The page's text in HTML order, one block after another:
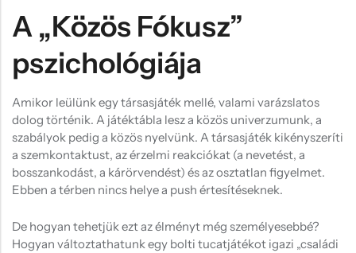
A „Közös Fókusz”
pszichológiája
Amikor leülünk egy társasjáték mellé, valami varázslatos
dolog történik. A játéktábla lesz a közös univerzumunk, a
szabályok pedig a közös nyelvünk. A társasjáték kikényszeríti
a szemkontaktust, az érzelmi reakciókat (a nevetést, a
bosszankodást, a kárörvendést) és az osztatlan figyelmet.
Ebben a térben nincs helye a push értesítéseknek.
De hogyan tehetjük ezt az élményt még személyesebbé?
Hogyan változtathatunk egy bolti tucatjátékot igazi „családi